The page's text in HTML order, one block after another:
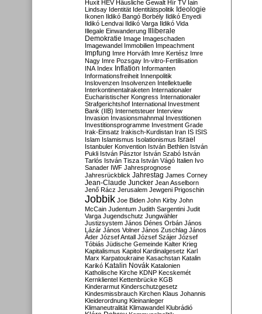
Huxit HÉV Häusliche Gewalt Hír TV Iain
Lindsay Identität Identitätspolitik Ideologie
Ikonen Ildikó Bangó Borbély Ildikó Enyedi
Ildikó Lendvai Ildikó Varga Ildikó Vida
Illegale Einwanderung Illiberale
Demokratie Image Imageschaden
Imagewandel Immobilien Impeachment
Impfung Imre Horváth Imre Kertész Imre
Nagy Imre Pozsgay In-vitro-Fertilisation
INA Index Inflation Informanten
Informationsfreiheit Innenpolitik
Inslovenzen Insolvenzen Intellektuelle
Interkontinentalraketen Internationaler
Eucharistischer Kongress Internationaler
Strafgerichtshof International Investment
Bank (IIB) Internetsteuer Interview
Invasion Invasionsmahnmal Investitionen
Investitionsprogramme Investment Grade
Irak-Einsatz Irakisch-Kurdistan Iran IS ISIS
Islam Islamismus Isolationismus Israel
Istanbuler Konvention István Bethlen István
Pukli István Pásztor István Szabó István
Tarlós István Tisza István Vágó Italien Ivo
Sanader IWF Jahresprognose
Jahresrückblick Jahrestag James Corney
Jean-Claude Juncker Jean Asselborn
Jenő Rácz Jerusalem Jewgeni Prigoschin
Jobbik Joe Biden John Kirby John
McCain Judentum Judith Sargentini Judit
Varga Jugendschutz Jungwähler
Justizsystem János Dénes Orbán János
Lázár János Volner János Zuschlag János
Áder József Antall József Szájer József
Tóbiás Jüdische Gemeinde Kalter Krieg
Kapitalismus Kapitol Kardinalgesetz Karl
Marx Karpatoukraine Kasachstan Katalin
Karikó Katalin Novák Katalonien
Katholische Kirche KDNP Kecskemét
Kernklientel Kettenbrücke KGB
Kinderarmut Kinderschutzgesetz
Kindesmissbrauch Kirchen Klaus Johannis
Kleiderordnung Kleinanleger
Klimaneutralität Klimawandel Klubrádió